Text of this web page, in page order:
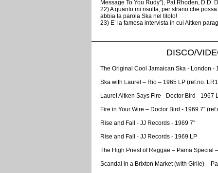
Message To You Rudy”), Pat Rhoden, D.D.
22) A quanto mi risulta, per strano che
abbia la parola Ska nel titolo!
23) E’ la famosa intervista in cui Aitken
DISCO/
The Original Cool Jamaican Ska - London -
Ska with Laurel – Rio – 1965 LP (ref.no.
Laurel Aitken Says Fire - Doctor Bird - 1967
Fire in Your Wire – Doctor Bird - 1969 7''
Rise and Fall - JJ Records - 1969 7''
Rise and Fall - JJ Records - 1969 LP
The High Priest of Reggae – Pama Special
Scandal in a Brixton Market (with Girlie) –